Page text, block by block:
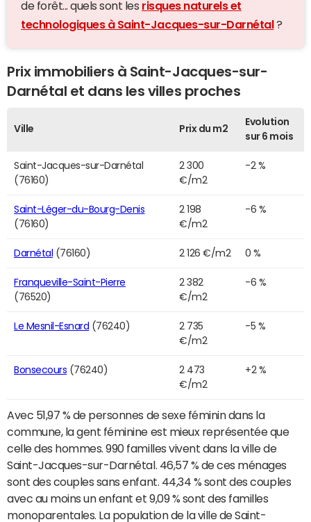
de forêt... quels sont les risques naturels et
technologiques à Saint-Jacques-sur-Darnétal ?
Prix immobiliers à Saint-Jacques-sur-
Darnétal et dans les villes proches
Ville Prix du m2
Evolution
sur 6 mois
Saint-Jacques-sur-Darnétal
(76160)
2 300
€/m2
-2 %
Saint-Léger-du-Bourg-Denis
(76160)
2 198
€/m2
-6 %
Darnétal (76160) 2 126 €/m2 0 %
Franqueville-Saint-Pierre
(76520)
2 382
€/m2
-6 %
Le Mesnil-Esnard (76240)
2 735
€/m2
-5 %
Bonsecours (76240)
2 473
€/m2
+2 %
Avec 51,97 % de personnes de sexe féminin dans la
commune, la gent féminine est mieux représentée que
celle des hommes. 990 familles vivent dans la ville de
Saint-Jacques-sur-Darnétal. 46,57 % de ces ménages
sont des couples sans enfant. 44,34 % sont des couples
avec au moins un enfant et 9,09 % sont des familles
monoparentales. La population de la ville de Saint-